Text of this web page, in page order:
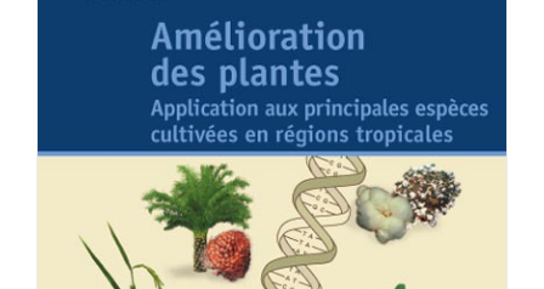
Panier WooCommerce